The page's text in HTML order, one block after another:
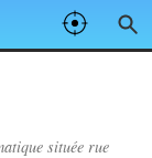
située rue